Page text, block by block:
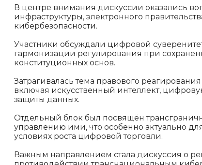
В центре внимания дискуссии оказались
инфраструктуры, электронного
кибербезопасности.
Участники обсуждали цифровой
гармонизации регулирования при
конституционных основ.
Затрагивалась тема правового
включая искусственный интеллект,
защиты данных.
Отдельный блок был посвящён
управлению ими, что особенно актуально
условиях роста цифровой торговли.
Важным направлением стала дискуссия о